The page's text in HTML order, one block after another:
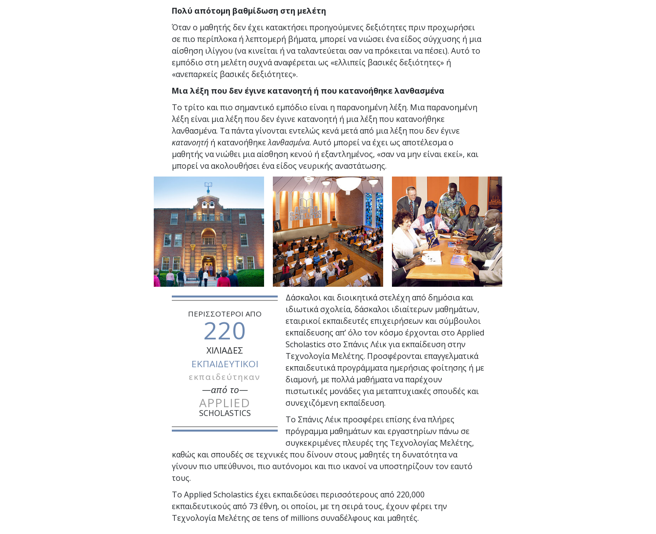
Πολύ απότομη βαθμίδωση στη μελέτη
Όταν ο μαθητής δεν έχει κατακτήσει προηγούμενες δεξιότητες πριν προχωρήσει
σε πιο περίπλοκα ή λεπτομερή βήματα, μπορεί να νιώσει ένα είδος σύγχυσης ή μια
αίσθηση ιλίγγου (να κινείται ή να ταλαντεύεται σαν να πρόκειται να πέσει). Αυτό το
εμπόδιο στη μελέτη συχνά αναφέρεται ως «ελλιπείς βασικές δεξιότητες» ή
«ανεπαρκείς βασικές δεξιότητες».
Μια λέξη που δεν έγινε κατανοητή ή που κατανοήθηκε λανθασμένα
Το τρίτο και πιο σημαντικό εμπόδιο είναι η παρανοημένη λέξη. Μια παρανοημένη
λέξη είναι μια λέξη που δεν έγινε κατανοητή ή μια λέξη που κατανοήθηκε
λανθασμένα. Τα πάντα γίνονται εντελώς κενά μετά από μια λέξη που δεν έγινε
κατανοητή ή κατανοήθηκελανθασμένα. Αυτό μπορεί να έχει ως αποτέλεσμα ο
μαθητής να νιώθει μια αίσθηση κενού ή εξαντλημένος, «σαν να μην είναι εκεί», και
μπορεί να ακολουθήσει ένα είδος νευρικής αναστάτωσης.
ΠΕΡΙΣΣΟΤΕΡΟΙ ΑΠΟ
220
ΧΙΛΙΑΔΕΣ
ΕΚΠΑΙΔΕΥΤΙΚΟΙ
εκπαιδεύτηκαν
—από το—
APPLIED
SCHOLASTICS
Δάσκαλοι και διοικητικά στελέχη από δημόσια και
ιδιωτικά σχολεία, δάσκαλοι ιδιαίτερων μαθημάτων,
εταιρικοί εκπαιδευτές επιχειρήσεων και σύμβουλοι
εκπαίδευσης απ’ όλο τον κόσμο έρχονται στο Applied
Scholastics στο Σπάνις Λέικ για εκπαίδευση στην
Τεχνολογία Μελέτης. Προσφέρονται επαγγελματικά
εκπαιδευτικά προγράμματα ημερήσιας φοίτησης ή με
διαμονή, με πολλά μαθήματα να παρέχουν
πιστωτικές μονάδες για μεταπτυχιακές σπουδές και
συνεχιζόμενη εκπαίδευση.
Το Σπάνις Λέικ προσφέρει επίσης ένα πλήρες
πρόγραμμα μαθημάτων και εργαστηρίων πάνω σε
συγκεκριμένες πλευρές της Τεχνολογίας Μελέτης,
καθώς και σπουδές σε τεχνικές που δίνουν στους μαθητές τη δυνατότητα να
γίνουν πιο υπεύθυνοι, πιο αυτόνομοι και πιο ικανοί να υποστηρίζουν τον εαυτό
τους.
Το Applied Scholastics έχει εκπαιδεύσει περισσότερους από 220,000
εκπαιδευτικούς από 73 έθνη, οι οποίοι, με τη σειρά τους, έχουν φέρει την
Τεχνολογία Μελέτης σεtens of millions συναδέλφους και μαθητές.